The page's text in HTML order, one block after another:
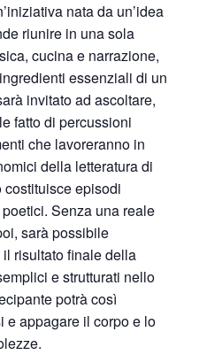
nata da un’idea
riunire in una sola
cucina e narrazione,
essenziali di un
invitato ad ascoltare,
fatto di percussioni
che lavoreranno in
della letteratura di
episodi
Senza una reale
sarà possibile
risultato finale della
e strutturati nello
potrà così
e appagare il corpo e lo